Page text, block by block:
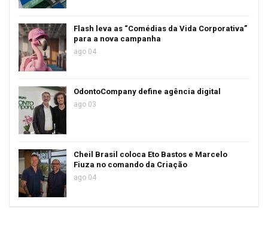
Flash leva as “Comédias da Vida Corporativa”
para a nova campanha
ago 04
OdontoCompany define agência digital
ago 03
Cheil Brasil coloca Eto Bastos e Marcelo
Fiuza no comando da Criação
ago 04